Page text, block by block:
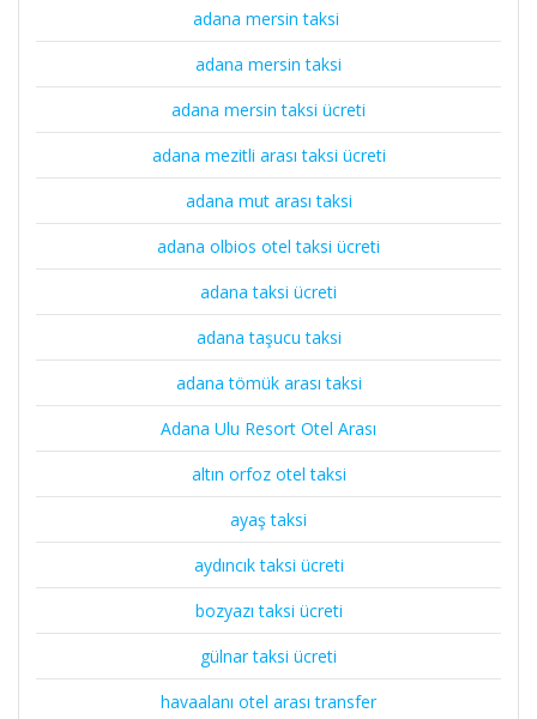
adana mersin taksi
adana mersin taksi
adana mersin taksi ücreti
adana mezitli arası taksi ücreti
adana mut arası taksi
adana olbios otel taksi ücreti
adana taksi ücreti
adana taşucu taksi
adana tömük arası taksi
Adana Ulu Resort Otel Arası
altın orfoz otel taksi
ayaş taksi
aydıncık taksi ücreti
bozyazı taksi ücreti
gülnar taksi ücreti
havaalanı otel arası transfer